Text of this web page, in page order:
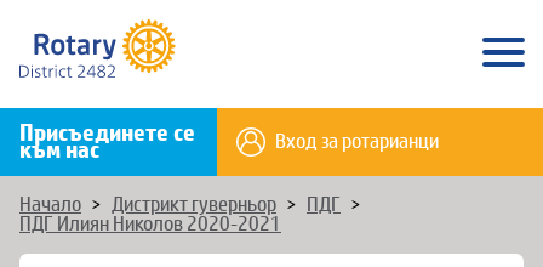
Присъединете се
към нас Вход за ротарианци
Начало > Дистрикт гуверньор > ПДГ
>
ПДГ Илиян Николов 2020-2021